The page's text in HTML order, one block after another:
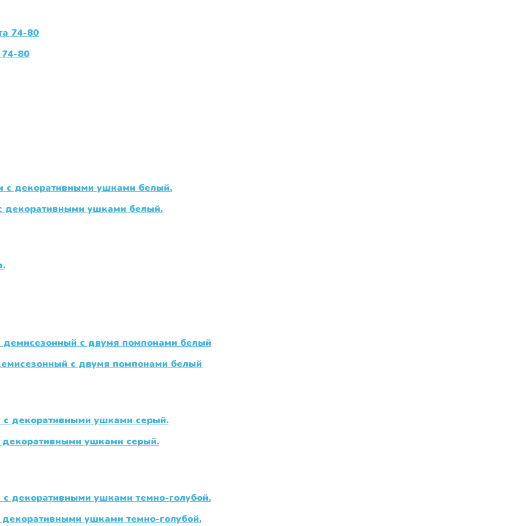
80
декоративными ушками белый.
с двумя помпонами белый
ушками серый.
ушками темно-голубой.